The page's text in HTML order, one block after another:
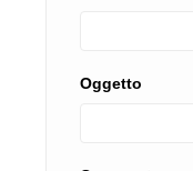
Oggetto